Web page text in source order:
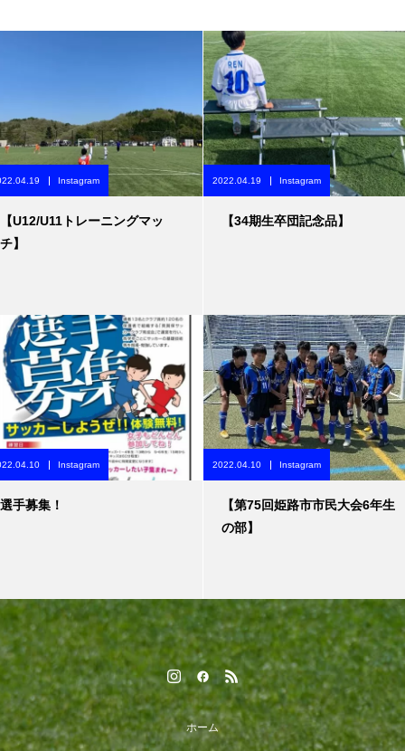
Instagram
【U12/U11トレーニングマッ
チ】
2022.04.19 Instagram
【34期生卒団記念品】
Instagram
選手募集！
2022.04.10 Instagram
【第75回姫路市市民大会6年生
の部】
ホーム